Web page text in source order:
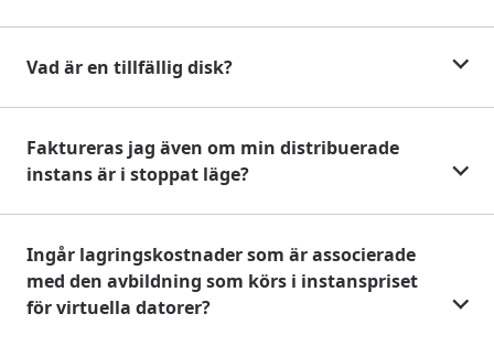
Vad är en tillfällig disk?
Faktureras jag även om min distribuerade
instans är i stoppat läge?
Ingår lagringskostnader som är associerade
med den avbildning som körs i instanspriset
för virtuella datorer?